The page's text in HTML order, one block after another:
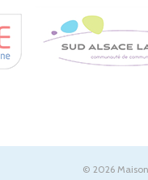
© 2026